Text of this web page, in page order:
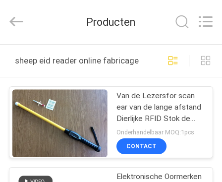
PRODUCTEN
VIDEOS
ONGEVEER
ONS
Reserved.
Producten
sheep eid reader online fabricage
Van de Lezersfor scan
ear van de lange afstand
Dierlijke RFID Stok de
Markeringsschapen Eid
Reader
Onderhandelbaar MOQ:1pcs
CONTACT
Elektronische Oormerken